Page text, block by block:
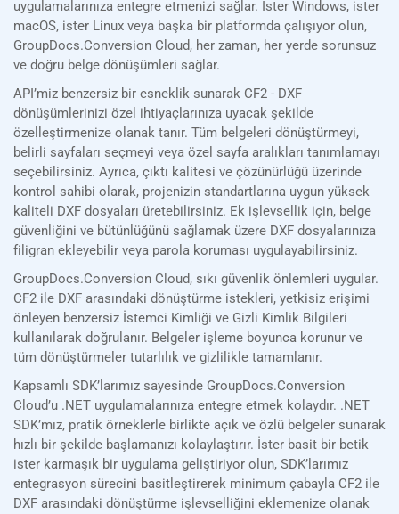
uygulamalarınıza entegre etmenizi sağlar. İster Windows, ister
macOS, ister Linux veya başka bir platformda çalışıyor olun,
GroupDocs.Conversion Cloud, her zaman, her yerde sorunsuz
ve doğru belge dönüşümleri sağlar.
API’miz benzersiz bir esneklik sunarak CF2 - DXF
dönüşümlerinizi özel ihtiyaçlarınıza uyacak şekilde
özelleştirmenize olanak tanır. Tüm belgeleri dönüştürmeyi,
belirli sayfaları seçmeyi veya özel sayfa aralıkları tanımlamayı
seçebilirsiniz. Ayrıca, çıktı kalitesi ve çözünürlüğü üzerinde
kontrol sahibi olarak, projenizin standartlarına uygun yüksek
kaliteli DXF dosyaları üretebilirsiniz. Ek işlevsellik için, belge
güvenliğini ve bütünlüğünü sağlamak üzere DXF dosyalarınıza
filigran ekleyebilir veya parola koruması uygulayabilirsiniz.
GroupDocs.Conversion Cloud, sıkı güvenlik önlemleri uygular.
CF2 ile DXF arasındaki dönüştürme istekleri, yetkisiz erişimi
önleyen benzersiz İstemci Kimliği ve Gizli Kimlik Bilgileri
kullanılarak doğrulanır. Belgeler işleme boyunca korunur ve
tüm dönüştürmeler tutarlılık ve gizlilikle tamamlanır.
Kapsamlı SDK’larımız sayesinde GroupDocs.Conversion
Cloud’u .NET uygulamalarınıza entegre etmek kolaydır. .NET
SDK’mız, pratik örneklerle birlikte açık ve özlü belgeler sunarak
hızlı bir şekilde başlamanızı kolaylaştırır. İster basit bir betik
ister karmaşık bir uygulama geliştiriyor olun, SDK’larımız
entegrasyon sürecini basitleştirerek minimum çabayla CF2 ile
DXF arasındaki dönüştürme işlevselliğini eklemenize olanak